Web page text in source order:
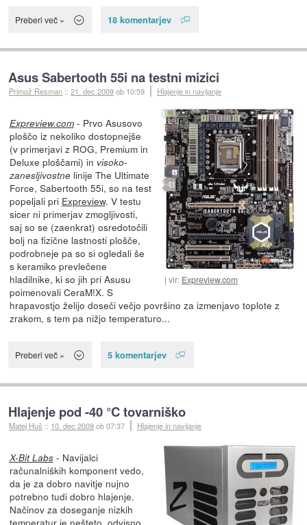
Preberi več » 18 komentarjev
Asus Sabertooth 55i na testni mizici
Primož Resman ::21. dec 2009ob 10:59 Hlajenje in navijanje
vir: Expreview.com
Expreview.com- Prvo Asusovo
ploščo iz nekoliko dostopnejše
(v primerjavi z ROG, Premium in
Deluxe ploščami) in visoko-
zanesljivostnelinije The Ultimate
Force, Sabertooth 55i, so na test
popeljali pri Expreview. V testu
sicer ni primerjav zmogljivosti,
saj so se (zaenkrat) osredotočili
bolj na fizične lastnosti plošče,
podrobneje pa so si ogledali še
s keramiko prevlečene
hladilnike, ki so jih pri Asusu
poimenovali CeraM!X. S
hrapavostjo želijo doseči večjo površino za izmenjavo toplote z
zrakom, s tem pa nižjo temperaturo...
Preberi več » 5 komentarjev
Hlajenje pod -40 °C tovarniško
Matej Huš :: 10. dec 2009ob 07:37 Hlajenje in navijanje
X-Bit Labs- Navijalci
računalniških komponent vedo,
da je za dobro navitje nujno
potrebno tudi dobro hlajenje.
Načinov za doseganje nizkih